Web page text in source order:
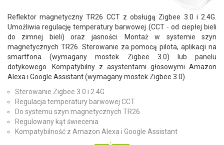
Reflektor magnetyczny TR26 CCT z obsługą Zigbee 3.0 i 2.4G.
Umożliwia regulację temperatury barwowej (CCT - od ciepłej bieli
do zimnej bieli) oraz jasności. Montaż w systemie szyn
magnetycznych TR26. Sterowanie za pomocą pilota, aplikacji na
smartfona (wymagany mostek Zigbee 3.0) lub panelu
dotykowego. Kompatybilny z asystentami głosowymi Amazon
Alexa i Google Assistant (wymagany mostek Zigbee 3.0).
Sterowanie Zigbee 3.0 i 2.4G
Regulacja temperatury barwowej CCT
Do systemu szyn magnetycznych TR26
Regulowany kąt świecenia
Kompatybilność z Amazon Alexa i Google Assistant